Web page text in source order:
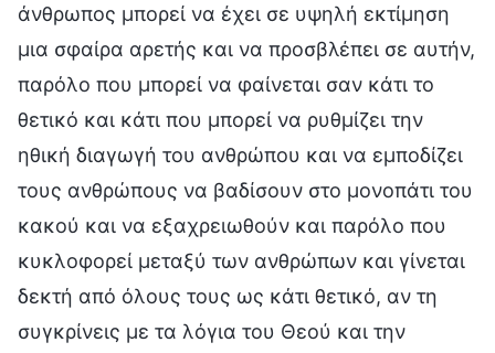
άνθρωπος μπορεί να έχει σε υψηλή εκτίμηση
μια σφαίρα αρετής και να προσβλέπει σε αυτήν,
παρόλο που μπορεί να φαίνεται σαν κάτι το
θετικό και κάτι που μπορεί να ρυθμίζει την
ηθική διαγωγή του ανθρώπου και να εμποδίζει
τους ανθρώπους να βαδίσουν στο μονοπάτι του
κακού και να εξαχρειωθούν και παρόλο που
κυκλοφορεί μεταξύ των ανθρώπων και γίνεται
δεκτή από όλους τους ως κάτι θετικό, αν τη
συγκρίνεις με τα λόγια του Θεού και την